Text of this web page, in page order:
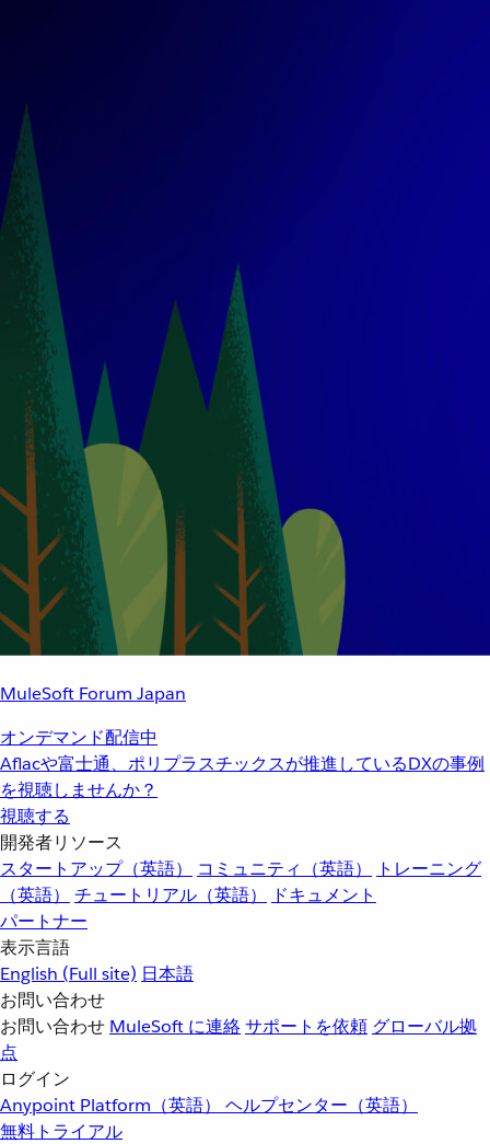
MuleSoft Forum Japan
オンデマンド配信中
Aflacや富士通、ポリプラスチックスが推進しているDXの事例
を視聴しませんか？
視聴する
開発者リソース
スタートアップ（英語）
コミュニティ（英語）
トレーニング
（英語）
チュートリアル（英語）
ドキュメント
パートナー
表示言語
English (Full site) 日本語
お問い合わせ
お問い合わせ MuleSoft に連絡サポートを依頼 グローバル拠
点
ログイン
Anypoint Platform（英語） ヘルプセンター（英語）
無料トライアル